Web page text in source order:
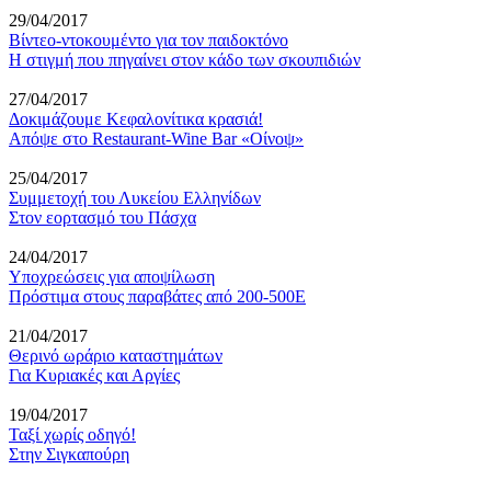
29/04/2017
Βίντεο-ντοκουμέντο για τον παιδοκτόνο
Η στιγμή που πηγαίνει στον κάδο των σκουπιδιών
27/04/2017
Δοκιμάζουμε Κεφαλονίτικα κρασιά!
Απόψε στο Restaurant-Wine Bar «Οίνοψ»
25/04/2017
Συμμετοχή του Λυκείου Ελληνίδων
Στον εορτασμό του Πάσχα
24/04/2017
Υποχρεώσεις για αποψίλωση
Πρόστιμα στους παραβάτες από 200-500Ε
21/04/2017
Θερινό ωράριο καταστημάτων
Για Κυριακές και Αργίες
19/04/2017
Ταξί χωρίς οδηγό!
Στην Σιγκαπούρη